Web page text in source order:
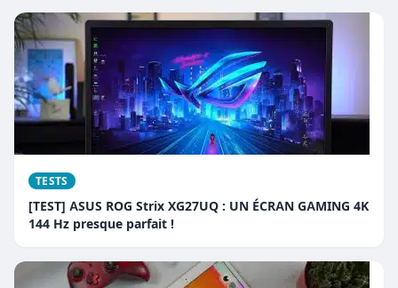
TESTS
[TEST] ASUS ROG Strix XG27UQ : UN ÉCRAN GAMING 4K
144 Hz presque parfait !